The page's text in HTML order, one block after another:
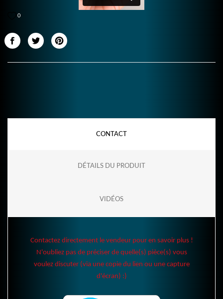
0
CONTACT
DÉTAILS DU PRODUIT
VIDÉOS
Contactez directement le vendeur pour en savoir plus !
N'oubliez pas de préciser de quelle(s) pièce(s) vous
voulez discuter (via une copie du lien ou une capture
d'écran) :)